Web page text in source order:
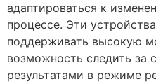
адаптироваться к
процессе. Эти
поддерживать высокую
возможность следить за
результатами в режиме